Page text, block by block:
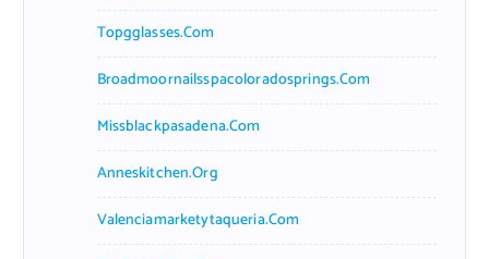
Topgglasses.com
Broadmoornailsspacoloradosprings.com
Missblackpasadena.com
Anneskitchen.org
Valenciamarketytaqueria.com